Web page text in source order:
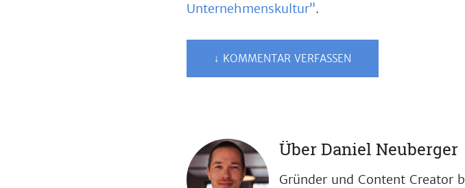
Unternehmenskultur”.
↓ KOMMENTAR VERFASSEN
Über Daniel Neuberger
Gründer und Content Creator